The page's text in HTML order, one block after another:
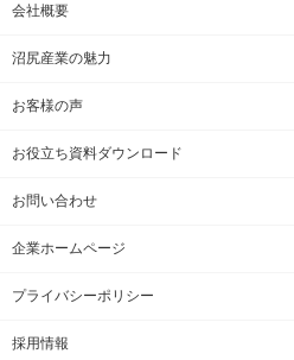
会社概要
沼尻産業の魅力
お客様の声
お役立ち資料ダウンロード
お問い合わせ
企業ホームページ
プライバシーポリシー
採用情報